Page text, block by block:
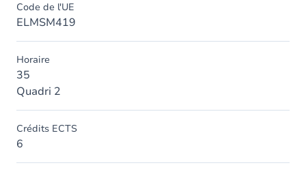
Code de l'UE
ELMSM419
Horaire
35
Quadri 2
Crédits ECTS
6